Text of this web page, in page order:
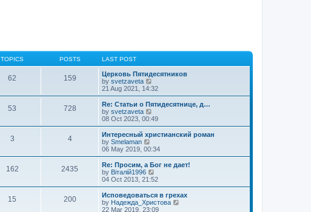
TOPICS POSTS LAST POST
62 159
Церковь Пятидесятников
by svetzaveta
i
e
w
h
a
t
e
t
p
o
s
t
21 Aug 2021, 14:32
53 728
Re: Статьи о Пятидесятнице, д…
by svetzaveta
i
e
w
h
l
a
t
e
t
p
08 Oct 2023, 00:49
3 4
Интересный христианский роман
by Smelaman
i
e
w
t
h
a
t
06 May 2019, 00:34
162 2435
Re: Просим, а Бог не дает!
by Віталій1996
i
e
w
t
h
04 Oct 2013, 21:52
15 200
Исповедоваться в грехах
by Надежда_Христова
22 Mar 2019, 23:09